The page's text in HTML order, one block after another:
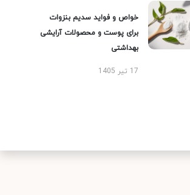
خواص و فواید سدیم بنزوات
برای پوست و محصولات آرایشی
بهداشتی
17 تیر 1405